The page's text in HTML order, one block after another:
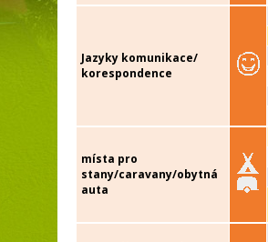
Jazyky komunikace/
korespondence
místa pro
stany/caravany/obytná
auta